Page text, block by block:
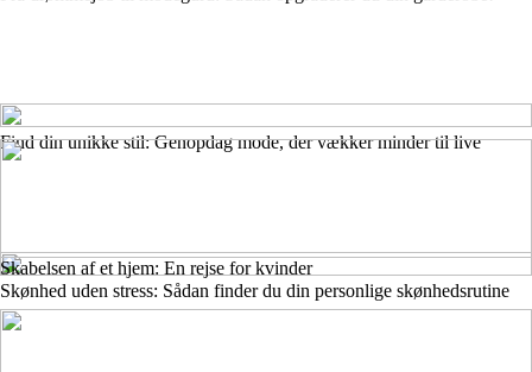
Find din unikke stil: Genopdag mode, der vækker minder til live
Skønhed uden stress: Sådan finder du din personlige skønhedsrutine
Skabelsen af et hjem: En rejse for kvinder